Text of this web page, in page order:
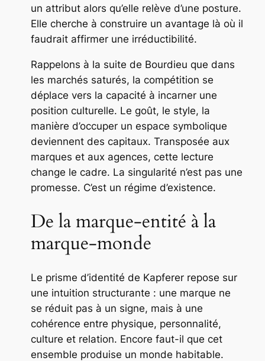
un attribut alors qu’elle relève d’une posture.
Elle cherche à construire un avantage là où il
faudrait affirmer une irréductibilité.
Rappelons à la suite de Bourdieu que dans
les marchés saturés, la compétition se
déplace vers la capacité à incarner une
position culturelle. Le goût, le style, la
manière d’occuper un espace symbolique
deviennent des capitaux. Transposée aux
marques et aux agences, cette lecture
change le cadre. La singularité n’est pas une
promesse. C’est un régime d’existence.
De la marque-entité à la
marque-monde
Le prisme d’identité de Kapferer repose sur
une intuition structurante : une marque ne
se réduit pas à un signe, mais à une
cohérence entre physique, personnalité,
culture et relation. Encore faut-il que cet
ensemble produise un monde habitable.